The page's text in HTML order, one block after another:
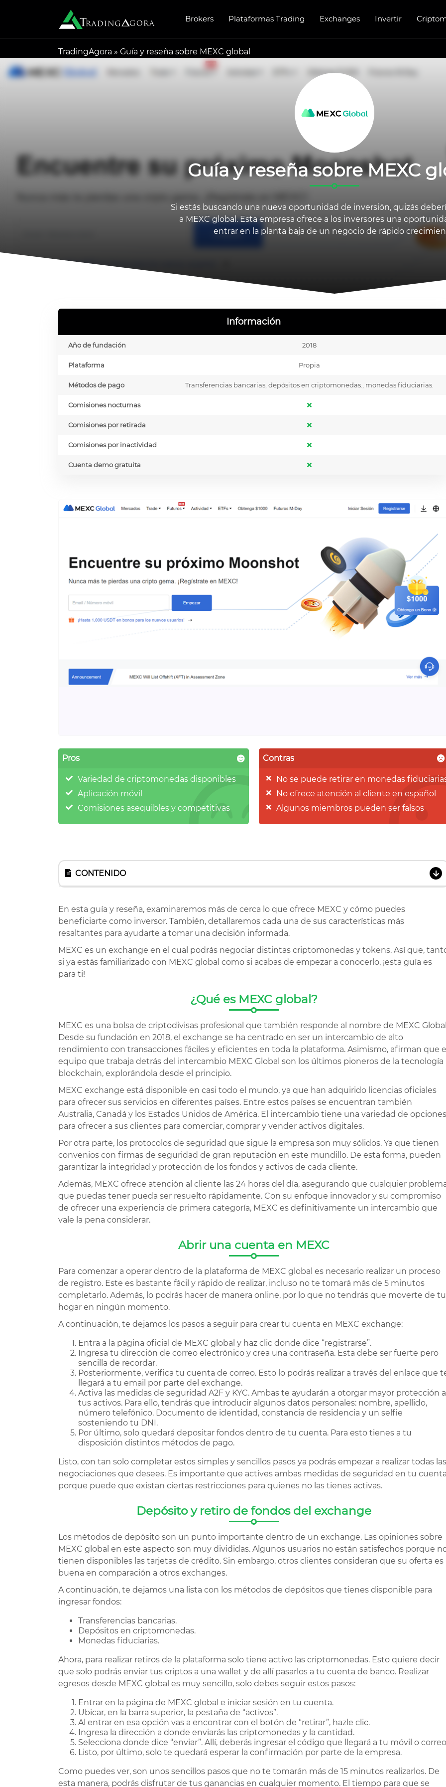
Brokers Plataformas Trading Exchanges Invertir
TradingAgora » Guía y reseña sobre MEXC global
Guía y reseña sobre MEXC
Si estás buscando una nueva oportunidad de inversión, quizás
a MEXC global. Esta empresa ofrece a los inversores una
entrar en la planta baja de un negocio de rápido
Información
Año de fundación 2018
Plataforma Propia
Métodos de pago Transferencias bancarias, depósitos en criptomonedas., monedas fiduciarias.
Comisiones nocturnas
Comisiones por retirada
Comisiones por inactividad
Cuenta demo gratuita
Pros
Variedad de criptomonedas disponibles
Aplicación móvil
Comisiones asequibles y competitivas
Contras
No se puede retirar en monedas
No ofrece atención al cliente en español
Algunos miembros pueden ser falsos
CONTENIDO
En esta guía y reseña, examinaremos más de cerca lo que ofrece MEXC y cómo puedes
beneficiarte como inversor. También, detallaremos cada una de sus características más
resaltantes para ayudarte a tomar una decisión informada.
MEXC es un exchange en el cual podrás negociar distintas criptomonedas y tokens. Así que,
si ya estás familiarizado con MEXC global como si acabas de empezar a conocerlo, ¡esta guía es
para ti!
¿Qué es MEXC global?
MEXC es una bolsa de criptodivisas profesional que también responde al nombre de MEXC
Desde su fundación en 2018, el exchange se ha centrado en ser un intercambio de alto
rendimiento con transacciones fáciles y eficientes en toda la plataforma. Asimismo, afirman que
equipo que trabaja detrás del intercambio MEXC Global son los últimos pioneros de la tecnología
blockchain, explorándola desde el principio.
MEXC exchange está disponible en casi todo el mundo, ya que han adquirido licencias oficiales
para ofrecer sus servicios en diferentes países. Entre estos países se encuentran también
Australia, Canadá y los Estados Unidos de América. El intercambio tiene una variedad de opciones
para ofrecer a sus clientes para comerciar, comprar y vender activos digitales.
Por otra parte, los protocolos de seguridad que sigue la empresa son muy sólidos. Ya que tienen
convenios con firmas de seguridad de gran reputación en este mundillo. De esta forma, pueden
garantizar la integridad y protección de los fondos y activos de cada cliente.
Además, MEXC ofrece atención al cliente las 24 horas del día, asegurando que cualquier
que puedas tener pueda ser resuelto rápidamente. Con su enfoque innovador y su compromiso
de ofrecer una experiencia de primera categoría, MEXC es definitivamente un intercambio que
vale la pena considerar.
Abrir una cuenta en MEXC
Para comenzar a operar dentro de la plataforma de MEXC global es necesario realizar un proceso
de registro. Este es bastante fácil y rápido de realizar, incluso no te tomará más de 5 minutos
completarlo. Además, lo podrás hacer de manera online, por lo que no tendrás que moverte de tu
hogar en ningún momento.
A continuación, te dejamos los pasos a seguir para crear tu cuenta en MEXC exchange:
Entra a la página oficial de MEXC global y haz clic donde dice “registrarse”.
Ingresa tu dirección de correo electrónico y crea una contraseña. Esta debe ser fuerte pero
sencilla de recordar.
Posteriormente, verifica tu cuenta de correo. Esto lo podrás realizar a través del enlace que
llegará a tu email por parte del exchange.
Activa las medidas de seguridad A2F y KYC. Ambas te ayudarán a otorgar mayor protección a
tus activos. Para ello, tendrás que introducir algunos datos personales: nombre, apellido,
número telefónico. Documento de identidad, constancia de residencia y un selfie
sosteniendo tu DNI.
Por último, solo quedará depositar fondos dentro de tu cuenta. Para esto tienes a tu
disposición distintos métodos de pago.
Listo, con tan solo completar estos simples y sencillos pasos ya podrás empezar a realizar todas las
negociaciones que desees. Es importante que actives ambas medidas de seguridad en tu
porque puede que existan ciertas restricciones para quienes no las tienes activas.
Depósito y retiro de fondos del exchange
Los métodos de depósito son un punto importante dentro de un exchange. Las opiniones sobre
MEXC global en este aspecto son muy divididas. Algunos usuarios no están satisfechos porque
tienen disponibles las tarjetas de crédito. Sin embargo, otros clientes consideran que su oferta es
buena en comparación a otros exchanges.
A continuación, te dejamos una lista con los métodos de depósitos que tienes disponible para
ingresar fondos:
Transferencias bancarias.
Depósitos en criptomonedas.
Monedas fiduciarias.
Ahora, para realizar retiros de la plataforma solo tiene activo las criptomonedas. Esto quiere decir
que solo podrás enviar tus criptos a una wallet y de allí pasarlos a tu cuenta de banco. Realizar
egresos desde MEXC global es muy sencillo, solo debes seguir estos pasos:
Entrar en la página de MEXC global e iniciar sesión en tu cuenta.
Ubicar, en la barra superior, la pestaña de “activos”.
Al entrar en esa opción vas a encontrar con el botón de “retirar”, hazle clic.
Ingresa la dirección a donde enviarás las criptomonedas y la cantidad.
Selecciona donde dice “enviar”. Allí, deberás ingresar el código que llegará a tu móvil o
Listo, por último, solo te quedará esperar la confirmación por parte de la empresa.
Como puedes ver, son unos sencillos pasos que no te tomarán más de 15 minutos realizarlos. De
esta manera, podrás disfrutar de tus ganancias en cualquier momento. El tiempo para que se